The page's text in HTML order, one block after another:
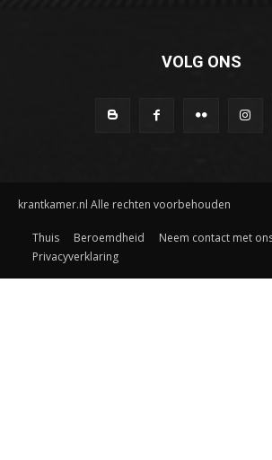
VOLG ONS
krantkamer.nl Alle rechten voorbehouden
Thuis Beroemdheid Neem contact met
Privacyverklaring